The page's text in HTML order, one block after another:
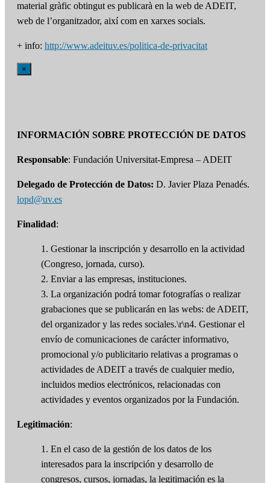
material gràfic obtingut es publicarà en la web de ADEIT,
web de l’organitzador, així com en xarxes socials.
+ info: http://www.adeituv.es/politica-de-privacitat
×
INFORMACIÓN SOBRE PROTECCIÓN DE DATOS
Responsable: Fundación Universitat-Empresa – ADEIT
Delegado de Protección de Datos: D. Javier Plaza Penadés.
lopd@uv.es
Finalidad:
1. Gestionar la inscripción y desarrollo en la actividad
(Congreso, jornada, curso).
2. Enviar a las empresas, instituciones.
3. La organización podrá tomar fotografías o realizar
grabaciones que se publicarán en las webs: de ADEIT,
del organizador y las redes sociales.\r\n4. Gestionar el
envío de comunicaciones de carácter informativo,
promocional y/o publicitario relativas a programas o
actividades de ADEIT a través de cualquier medio,
incluidos medios electrónicos, relacionadas con
actividades y eventos organizados por la Fundación.
Legitimación:
1. En el caso de la gestión de los datos de los
interesados para la inscripción y desarrollo de
congresos, cursos, jornadas, la legitimación es la